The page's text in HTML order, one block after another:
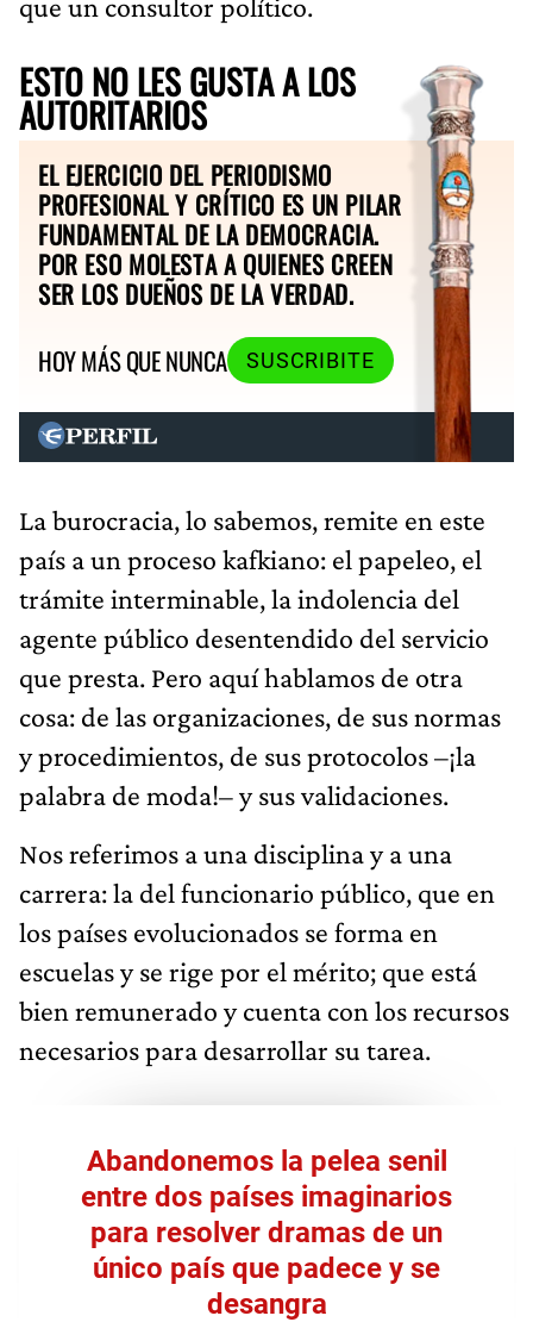
que un consultor político.
ESTO NO LES GUSTA A LOS
AUTORITARIOS
EL EJERCICIO DEL PERIODISMO
PROFESIONAL Y CRÍTICO ES UN PILAR
FUNDAMENTAL DE LA DEMOCRACIA.
POR ESO MOLESTA A QUIENES CREEN
SER LOS DUEÑOS DE LA VERDAD.
HOY MÁS QUE NUNCA
SUSCRIBITE
La burocracia, lo sabemos, remite en este
país a un proceso kafkiano: el papeleo, el
trámite interminable, la indolencia del
agente público desentendido del servicio
que presta. Pero aquí hablamos de otra
cosa: de las organizaciones, de sus normas
y procedimientos, de sus protocolos –¡la
palabra de moda!– y sus validaciones.
Nos referimos a una disciplina y a una
carrera: la del funcionario público, que en
los países evolucionados se forma en
escuelas y se rige por el mérito; que está
bien remunerado y cuenta con los recursos
necesarios para desarrollar su tarea.
Abandonemos la pelea senil
entre dos países imaginarios
para resolver dramas de un
único país que padece y se
desangra